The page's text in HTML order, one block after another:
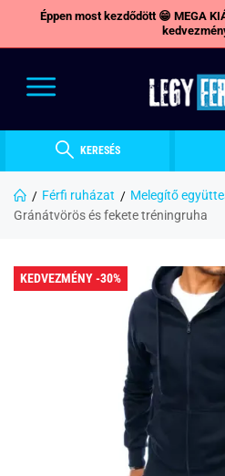
Éppen most kezdődött 😁 MEGA
KERESÉS
Férfi ruházat
Melegítő
Gránátvörös és fekete tréningruha
KEDVEZMÉNY -30%